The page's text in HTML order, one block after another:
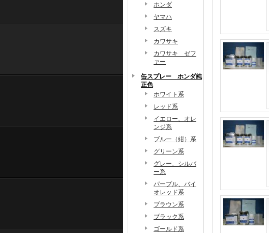
ホンダ
ヤマハ
スズキ
カワサキ
カワサキ ゼフ
ァー
缶スプレー ホンダ純
正色
ホワイト系
レッド系
イエロー、オレ
ンジ系
ブルー（紺）系
グリーン系
グレー、シルバ
ー系
パープル、バイ
オレッド系
ブラウン系
ブラック系
ゴールド系